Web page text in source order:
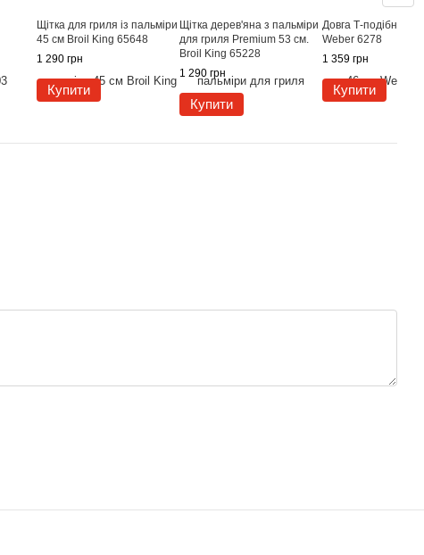
Щітка для гриля із пальміри
45 см Broil King 65648
1 290 грн
Купити
Щітка дерев'яна з пальміри
для гриля Premium 53 см.
Broil King 65228
1 290 грн
Купити
Довга Т-подібна
Weber 6278
1 359 грн
Купити